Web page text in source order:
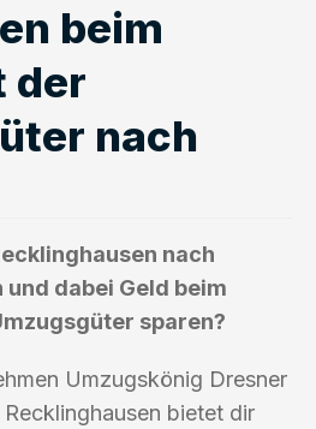
beim
der
nach
nach
dabei Geld beim
sparen?
Umzugskönig Dresner
bietet dir